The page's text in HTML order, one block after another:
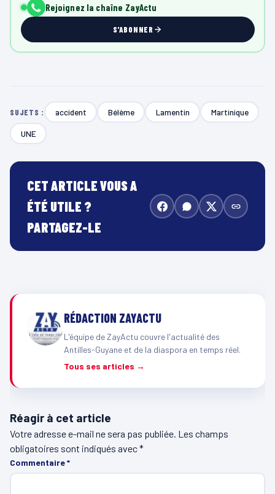
Rejoignez la chaîne ZayActu
S'ABONNER
SUJETS : accident Bélème Lamentin Martinique
UNE
CET ARTICLE VOUS A
ÉTÉ UTILE ?
PARTAGEZ-LE
RÉDACTION ZAYACTU
L'équipe de ZayActu couvre l'actualité des
Antilles-Guyane et de la diaspora en temps réel.
Tous ses articles →
Réagir à cet article
Votre adresse e-mail ne sera pas publiée. Les champs
obligatoires sont indiqués avec*
Commentaire*